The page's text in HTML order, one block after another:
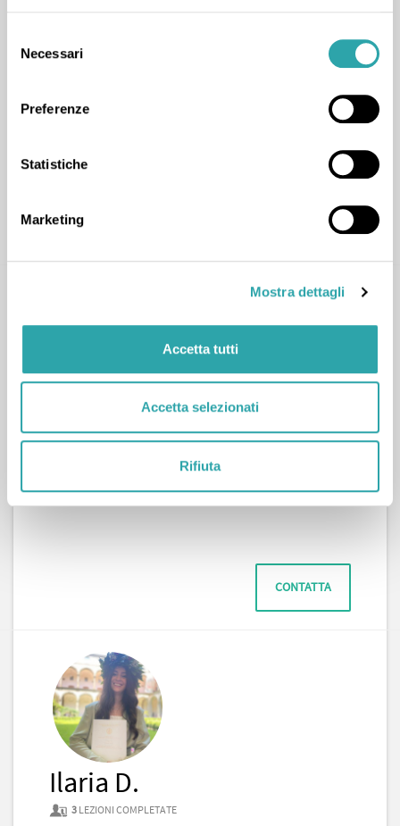
delNecessari
Preferenze
Statistiche
Marketing
Mostra dettagli
Accetta tutti
Accetta selezionati
Rifiuta
Inglese
Prima prova di italiano,
CONTATTA
Antonella R.
12LEZIONI COMPLETATE
Scienze
Matematica,Storia
CONTATTA
Ilaria D.
3 LEZIONI COMPLETATE